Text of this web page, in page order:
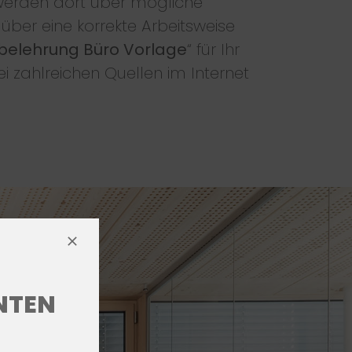
eine korrekte Arbeitsweise
Büro Vorlage“ für Ihr
zahlreichen Quellen im Internet